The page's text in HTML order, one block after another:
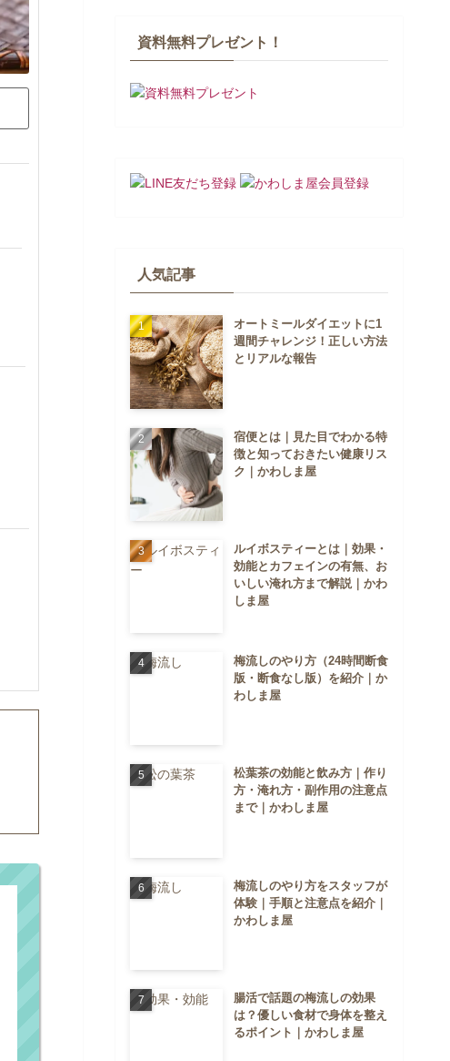
資料無料プレゼント！
人気記事
オートミールダイエットに1
週間チャレンジ！正しい方法
とリアルな報告
宿便とは｜見た目でわかる特
徴と知っておきたい健康リス
ク｜かわしま屋
ルイボスティーとは｜効果・
効能とカフェインの有無、お
いしい淹れ方まで解説｜かわ
しま屋
梅流しのやり方（24時間断食
版・断食なし版）を紹介｜か
わしま屋
松葉茶の効能と飲み方｜作り
方・淹れ方・副作用の注意点
まで｜かわしま屋
梅流しのやり方をスタッフが
体験｜手順と注意点を紹介｜
かわしま屋
腸活で話題の梅流しの効果
は？優しい食材で身体を整え
るポイント｜かわしま屋